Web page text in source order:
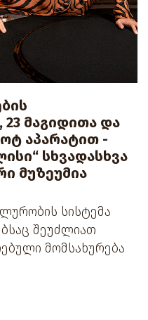
მაგიდითა და
აპარატით -
სხვადასხვა
მუზეუმია
სისტემა
შეუძლიათ
მომსახურება